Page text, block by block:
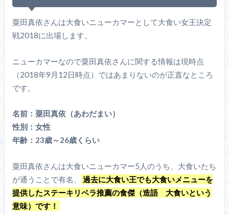
粟田真依さんは大食いニューカマーとして大食い女王決定
戦2018に出場します。
ニューカマーなので粟田真依さんに関する情報は現時点
（2018年9月12日時点）ではあまりないのが正直なところ
です。
名前：粟田真依（あわだまい）
性別：女性
年齢：23歳～26歳くらい
粟田真依さんは大食いニューカマー5人のうち、大食いたち
が通うことで有名、
過去に大食い王でも大食いメニューを
提供したステーキリベラ推薦の食傑（造語 大食いという
意味）です！